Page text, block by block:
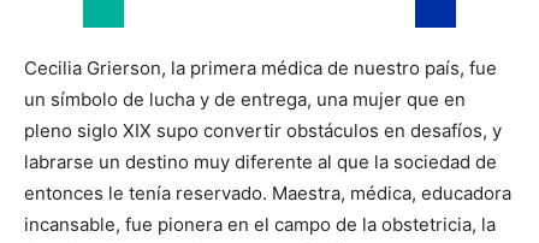
Cecilia Grierson, la primera médica de nuestro país, fue
un símbolo de lucha y de entrega, una mujer que en
pleno siglo XIX supo convertir obstáculos en desafíos, y
labrarse un destino muy diferente al que la sociedad de
entonces le tenía reservado. Maestra, médica, educadora
incansable, fue pionera en el campo de la obstetricia, la